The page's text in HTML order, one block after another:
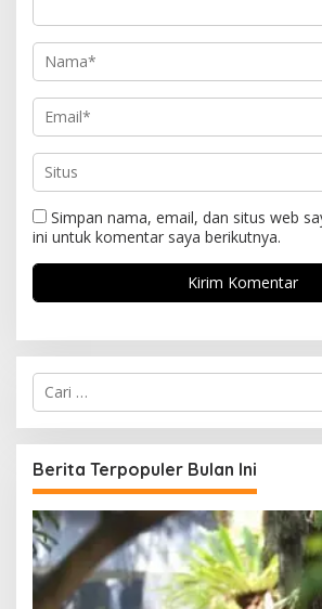
Simpan nama, email, dan situs web
ini untuk komentar saya berikutnya.
C
i
u
n
t
u
k
:
Berita Terpopuler Bulan Ini